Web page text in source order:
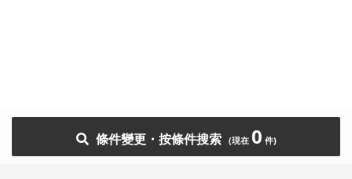
條件變更・按條件搜索 0